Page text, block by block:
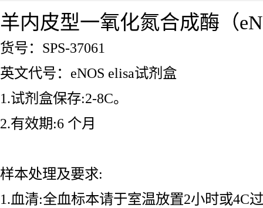
羊内皮型一氧化氮合成酶（
货号：SPS-37061
英文代号：eNOS elisa试剂盒
1.试剂盒保存:2-8C。
2.有效期:6 个月
样本处理及要求:
1.血清:全血标本请于室温放置2小时或4C